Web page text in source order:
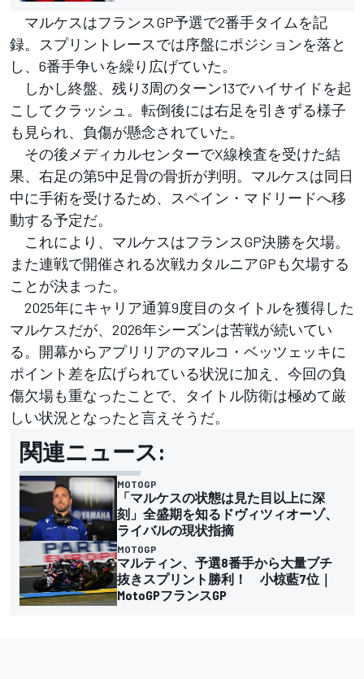
マルケスはフランスGP予選で2番手タイムを記
録。スプリントレースでは序盤にポジションを落と
し、6番手争いを繰り広げていた。
しかし終盤、残り3周のターン13でハイサイドを起
こしてクラッシュ。転倒後には右足を引きずる様子
も見られ、負傷が懸念されていた。
その後メディカルセンターでX線検査を受けた結
果、右足の第5中足骨の骨折が判明。マルケスは同日
中に手術を受けるため、スペイン・マドリードへ移
動する予定だ。
これにより、マルケスはフランスGP決勝を欠場。
また連戦で開催される次戦カタルニアGPも欠場する
ことが決まった。
2025年にキャリア通算9度目のタイトルを獲得した
マルケスだが、2026年シーズンは苦戦が続いてい
る。開幕からアプリリアのマルコ・ベッツェッキに
ポイント差を広げられている状況に加え、今回の負
傷欠場も重なったことで、タイトル防衛は極めて厳
しい状況となったと言えそうだ。
関連ニュース:
MOTOGP
「マルケスの状態は見た目以上に深
刻」全盛期を知るドヴィツィオーゾ、
ライバルの現状指摘
MOTOGP
マルティン、予選8番手から大量ブチ
抜きスプリント勝利！ 小椋藍7位｜
MotoGPフランスGP